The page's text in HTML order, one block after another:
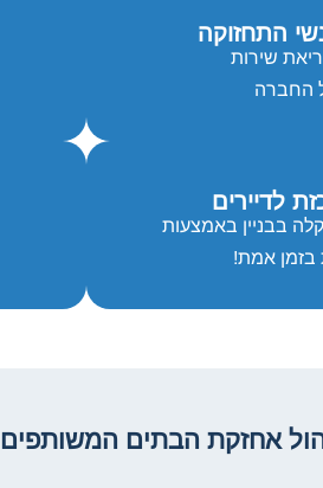
התחזוקה
שירות
החברה
לדיירים
בבניין באמצעות
בזמן אמת!
אחזקת הבתים המשותפים